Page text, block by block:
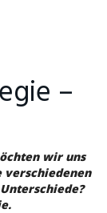
–
wir uns
verschiedenen